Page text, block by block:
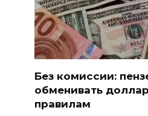
Без комиссии:
обменивать
правилам